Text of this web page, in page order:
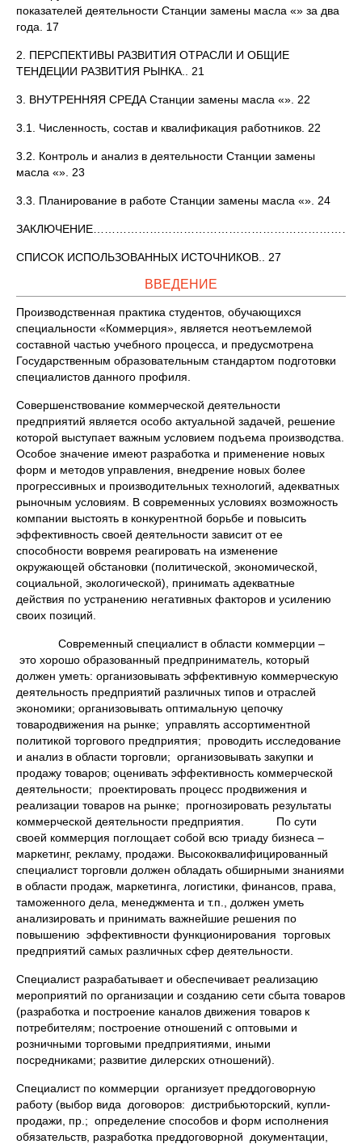
показателей деятельности Станции замены масла «» за два
года. 17
2. ПЕРСПЕКТИВЫ РАЗВИТИЯ ОТРАСЛИ И ОБЩИЕ
ТЕНДЕЦИИ РАЗВИТИЯ РЫНКА.. 21
3. ВНУТРЕННЯЯ СРЕДА Станции замены масла «». 22
3.1. Численность, состав и квалификация работников. 22
3.2. Контроль и анализ в деятельности Станции замены
масла «». 23
3.3. Планирование в работе Станции замены масла «». 24
СПИСОК ИСПОЛЬЗОВАННЫХ ИСТОЧНИКОВ.. 27
ВВЕДЕНИЕ
Производственная практика студентов, обучающихся
специальности «Коммерция», является неотъемлемой
составной частью учебного процесса, и предусмотрена
Государственным образовательным стандартом подготовки
специалистов данного профиля.
Совершенствование коммерческой деятельности
предприятий является особо актуальной задачей, решение
которой выступает важным условием подъема производства.
Особое значение имеют разработка и применение новых
форм и методов управления, внедрение новых более
прогрессивных и производительных технологий, адекватных
рыночным условиям. В современных условиях возможность
компании выстоять в конкурентной борьбе и повысить
эффективность своей деятельности зависит от ее
способности вовремя реагировать на изменение
окружающей обстановки (политической, экономической,
социальной, экологической), принимать адекватные
действия по устранению негативных факторов и усилению
своих позиций.
Современный специалист в области коммерции –
это хорошо образованный предприниматель, который
должен уметь: организовывать эффективную коммерческую
деятельность предприятий различных типов и отраслей
экономики; организовывать оптимальную цепочку
товародвижения на рынке; управлять ассортиментной
политикой торгового предприятия; проводить исследование
и анализ в области торговли; организовывать закупки и
продажу товаров; оценивать эффективность коммерческой
деятельности; проектировать процесс продвижения и
реализации товаров на рынке; прогнозировать результаты
коммерческой деятельности предприятия. По сути
своей коммерция поглощает собой всю триаду бизнеса –
маркетинг, рекламу, продажи. Высококвалифицированный
специалист торговли должен обладать обширными знаниями
в области продаж, маркетинга, логистики, финансов, права,
таможенного дела, менеджмента и т.п., должен уметь
анализировать и принимать важнейшие решения по
повышению эффективности функционирования торговых
предприятий самых различных сфер деятельности.
Специалист разрабатывает и обеспечивает реализацию
мероприятий по организации и созданию сети сбыта товаров
(разработка и построение каналов движения товаров к
потребителям; построение отношений с оптовыми и
розничными торговыми предприятиями, иными
посредниками; развитие дилерских отношений).
Специалист по коммерции организует преддоговорную
работу (выбор вида договоров: дистрибьюторский, купли-
продажи, пр.; определение способов и форм исполнения
обязательств, разработка преддоговорной документации,